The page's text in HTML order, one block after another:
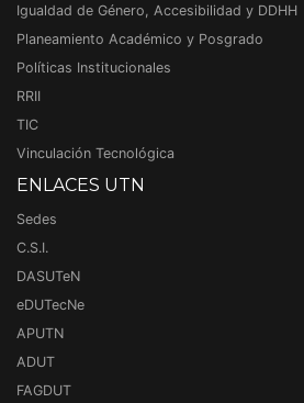
Igualdad de Género, Accesibilidad y DDHH
Planeamiento Académico y Posgrado
Políticas Institucionales
RRII
TIC
Vinculación Tecnológica
ENLACES UTN
Sedes
C.S.I.
DASUTeN
eDUTecNe
APUTN
ADUT
FAGDUT